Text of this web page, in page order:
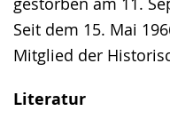
Seit dem 15. Mai
Mitglied der
Literatur
angezeigt.